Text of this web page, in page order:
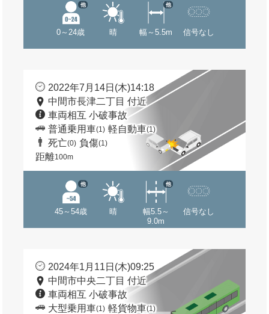
0～24歳
他
晴 幅～5.5m
他
信号なし
2022年7月14日(木)14:18
中間市長津二丁目 付近
車両相互 小破事故
普通乗用車(1) 軽自動車(1)
死亡(0) 負傷(1)
距離100m
45～54歳
他
晴
幅5.5～
9.0m
他
信号なし
2024年1月11日(木)09:25
中間市中央二丁目 付近
車両相互 小破事故
大型乗用車(1) 軽貨物車(1)